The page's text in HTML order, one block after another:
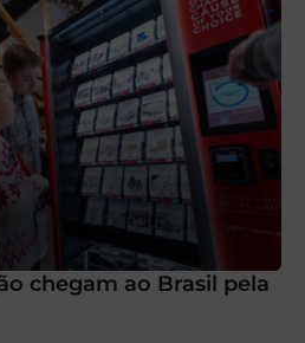
chegam ao Brasil pela